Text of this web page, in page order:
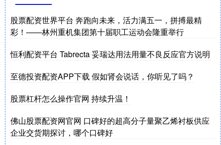
股票配资世界平台 奔跑向未来，活力满五一，拼搏最精
彩！——林州重机集团第十届职工运动会隆重举行
恒利配资平台 Tabrecta 妥瑞达用法用量不良反应官方说明
至德投资配资APP下载 假如肾会说话，你听见了吗？
股票杠杆怎么操作官网 持续升温！
佛山股票配资网官网 口碑好的超高分子量聚乙烯衬板供应
企业交货期探讨，哪个口碑好